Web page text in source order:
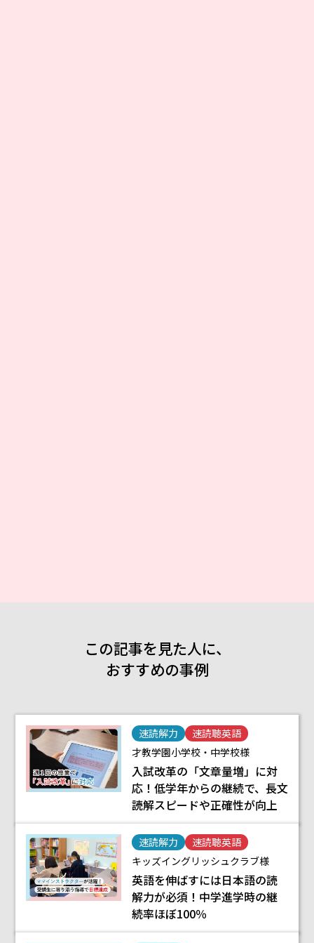
この記事を見た人に、
おすすめの事例
速読解力
速読聴英語
才教学園小学校・中学校様
入試改革の「文章量増」に対
応！低学年からの継続で、長文
読解スピードや正確性が向上
速読解力
速読聴英語
キッズイングリッシュクラブ様
英語を伸ばすには日本語の読
解力が必須！中学進学時の継
続率ほぼ100％